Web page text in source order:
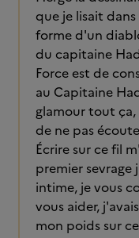
que je lisait
forme d'un
du capitaine
Force est de
au Capitaine
glamour tout
de ne pas
Écrire sur ce fil
premier sevrage
intime, je vous
vous aider,
mon poids sur